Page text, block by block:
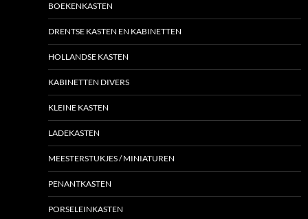
BOEKENKASTEN
DRENTSE KASTEN EN KABINETTEN
HOLLANDSE KASTEN
KABINETTEN DIVERS
KLEINE KASTEN
LADEKASTEN
MEESTERSTUKJES / MINIATUREN
PENANTKASTEN
PORSELEINKASTEN